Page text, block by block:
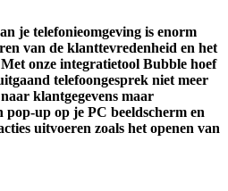
je telefonieomgeving is enorm
van de klanttevredenheid en het
onze integratietool Bubble hoef
telefoongesprek niet meer
klantgegevens maar
up op je PC beeldscherm en
uitvoeren zoals het openen van